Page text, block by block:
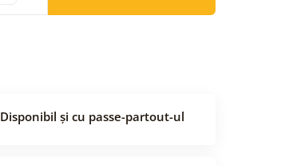
Disponibil și cu passe-partout-ul